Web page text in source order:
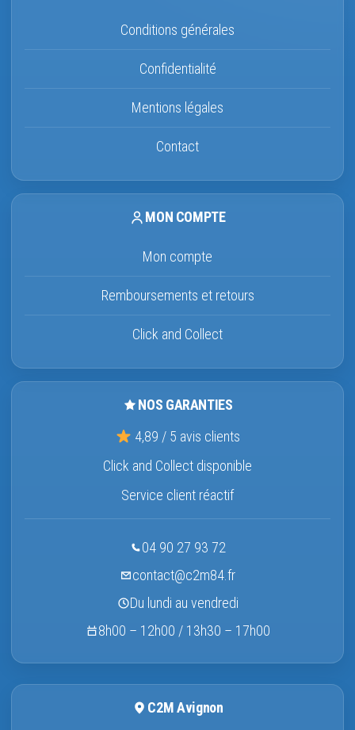
Conditions générales
Confidentialité
Mentions légales
Contact
MON COMPTE
Mon compte
Remboursements et retours
Click and Collect
NOS GARANTIES
4,89 / 5 avis clients
Click and Collect disponible
Service client réactif
04 90 27 93 72
contact@c2m84.fr
Du lundi au vendredi
8h00 – 12h00 / 13h30 – 17h00
C2M Avignon